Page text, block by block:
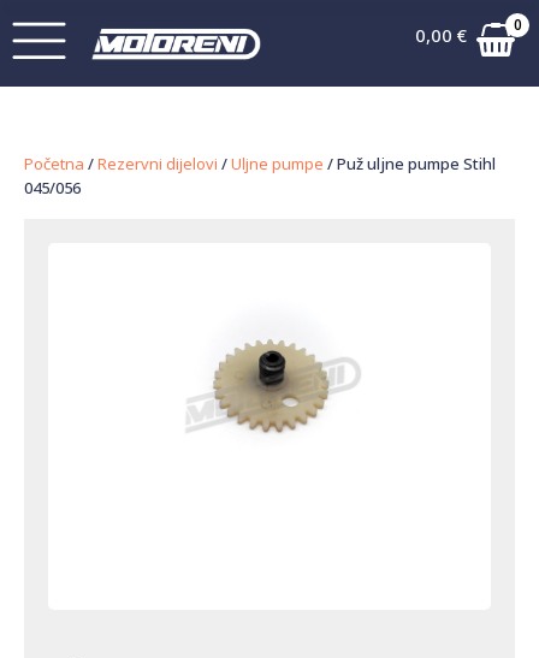
0,00 € 0
Početna /Rezervni dijelovi /Uljne pumpe / Puž uljne pumpe Stihl
045/056